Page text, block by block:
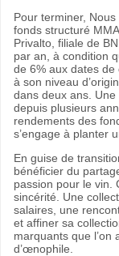
Pour terminer,
fonds structuré
Privalto, filiale de
par an, à condition
de 6% aux dates
à son niveau
dans deux ans. Une
depuis plusieurs
rendements des
s’engage à planter
En guise de
bénéficier du
passion pour le vin.
sincérité. Une
salaires, une
et affiner sa
marquants que
d’œnophile.